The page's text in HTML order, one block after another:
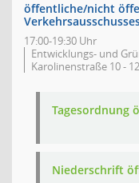
öffentliche/nicht
17:00-19:30 Uhr
Entwicklungs- und
Karolinenstraße 10 -
Tagesordnung
Niederschrift